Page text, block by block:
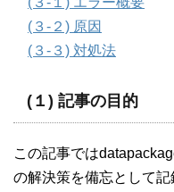
(３-２) 原因
(３-３) 対処法
(１) 記事の目的
この記事では
の解決策を備忘として記